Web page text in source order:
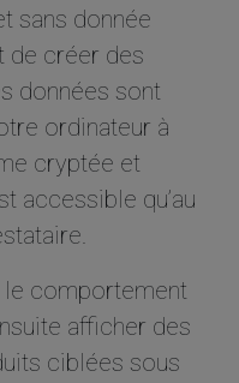
sans donnée
de créer des
données sont
ordinateur à
cryptée et
accessible qu’au
le comportement
afficher des
ciblées sous